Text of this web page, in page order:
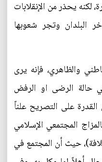
لكنه يحذر من الإنقلابات
البلدان وتجر شعوبها
والظاهري، فإنه يرى
حالة الرضى او الرفض
على التصريح علناً
المجتمعي الإسلامي
حيث أن المجتمع في